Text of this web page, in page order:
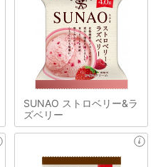
SUNAO ストロベリー&ラ
ズベリー